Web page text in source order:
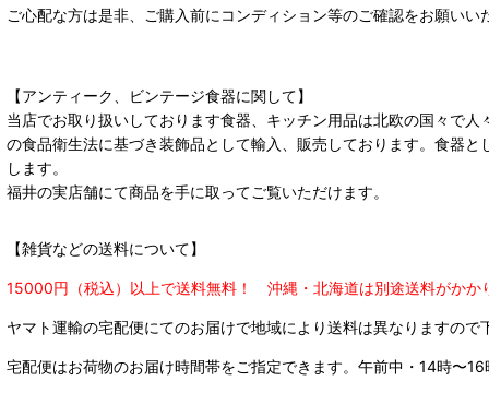
ご心配な方は是非、ご購入前にコンディション等のご確認をお願い
【アンティーク、ビンテージ食器に関して】
当店でお取り扱いしております食器、キッチン用品は北欧の国々で
の食品衛生法に基づき装飾品として輸入、販売しております。食器
します。
福井の実店舗にて商品を手に取ってご覧いただけます。
【雑貨などの送料について】
15000円（税込）以上で送料無料！ 沖縄・北海道は別途送料がかか
ヤマト運輸の宅配便にてのお届けで地域により送料は異なりますので
宅配便はお荷物のお届け時間帯をご指定できます。 午前中・14時〜